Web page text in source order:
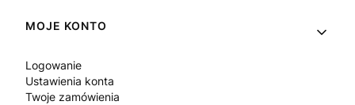
Linki w stopce
MOJE KONTO
Logowanie
Ustawienia konta
Twoje zamówienia